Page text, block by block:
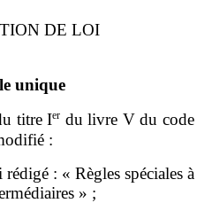
DE LOI
unique
titre Ier du livre V du code
:
: « Règles spéciales à
» ;